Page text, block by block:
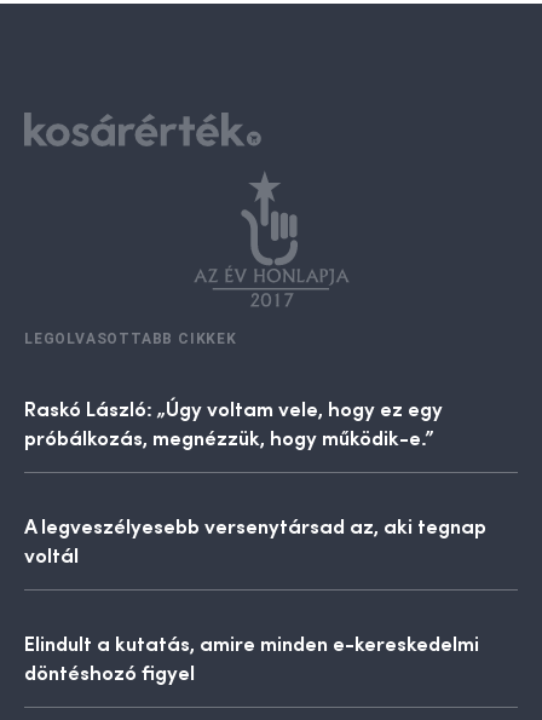
LEGOLVASOTTABB CIKKEK
Raskó László: „Úgy voltam vele, hogy ez egy
próbálkozás, megnézzük, hogy működik-e.”
A legveszélyesebb versenytársad az, aki tegnap
voltál
Elindult a kutatás, amire minden e-kereskedelmi
döntéshozó figyel